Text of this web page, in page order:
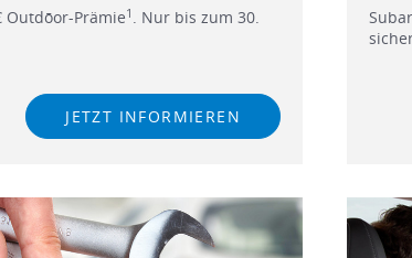
Outdōor-Prämie1 . Nur bis zum 30.
JETZT INFORMIEREN